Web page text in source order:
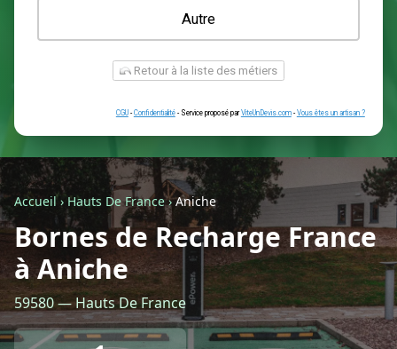
Une prise renforcée (type greenup)
Une simple prise
Je ne sais pas encore
Autre
Retour à la liste des métiers
CGU-Confidentialité- Service proposé parViteUnDevis.com-Vous
Accueil› Hauts De France›Aniche
Bornes de Recharge France
à Aniche
59580 — Hauts De France